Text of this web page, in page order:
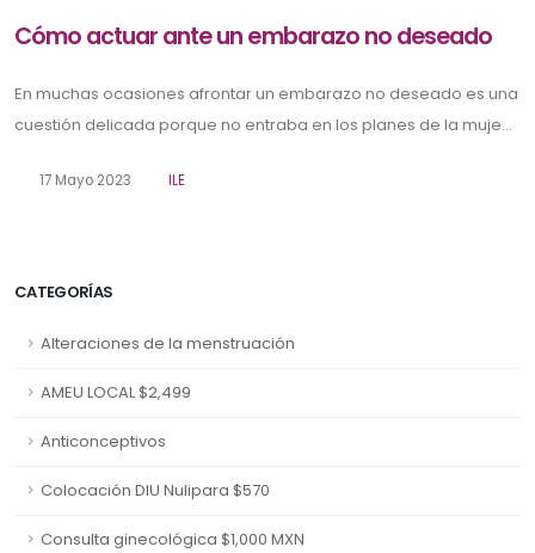
CATEGORÍAS
Alteraciones de la menstruación
AMEU LOCAL $2,499
Anticonceptivos
Colocación DIU Nulipara $570
Consulta ginecológica $1,000 MXN
Cómo actuar ante un embarazo no deseado
En muchas ocasiones afrontar un embarazo no deseado es una
cuestión delicada porque no entraba en los planes de la muje...
17 Mayo 2023 ILE